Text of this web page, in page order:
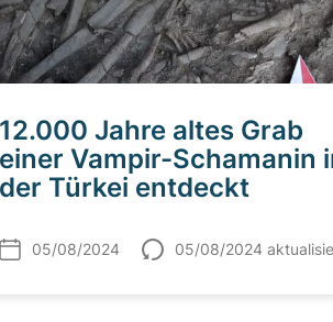
12.000 Jahre altes Grab
einer Vampir-Schamanin
der Türkei entdeckt
05/08/2024 05/08/2024